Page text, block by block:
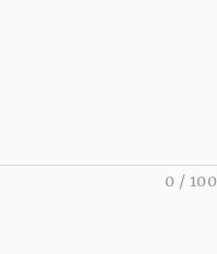
0 / 100